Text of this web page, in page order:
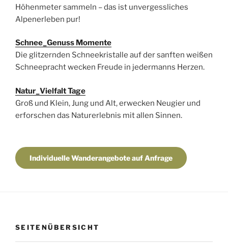
Höhenmeter sammeln – das ist unvergessliches
Alpenerleben pur!
Schnee_Genuss Momente
Die glitzernden Schneekristalle auf der sanften weißen
Schneepracht wecken Freude in jedermanns Herzen.
Natur_Vielfalt Tage
Groß und Klein, Jung und Alt, erwecken Neugier und
erforschen das Naturerlebnis mit allen Sinnen.
Individuelle Wanderangebote auf Anfrage
SEITENÜBERSICHT